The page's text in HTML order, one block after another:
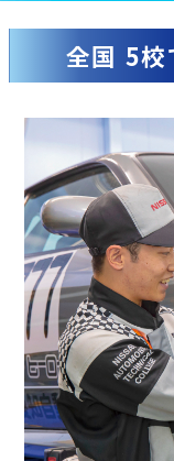
全国 5校